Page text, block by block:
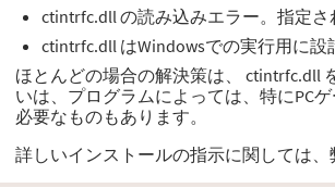
ctintrfc.dll の読み込みエラー。指定さ
ctintrfc.dll はWindowsでの実行用に設
ほとんどの場合の解決策は、 ctintrfc.dll
いは、プログラムによっては、特にPC
必要なものもあります。
詳しいインストールの指示に関しては、